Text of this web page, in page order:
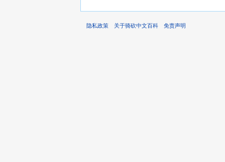
隐私政策 关于骑砍中文百科 免责声明